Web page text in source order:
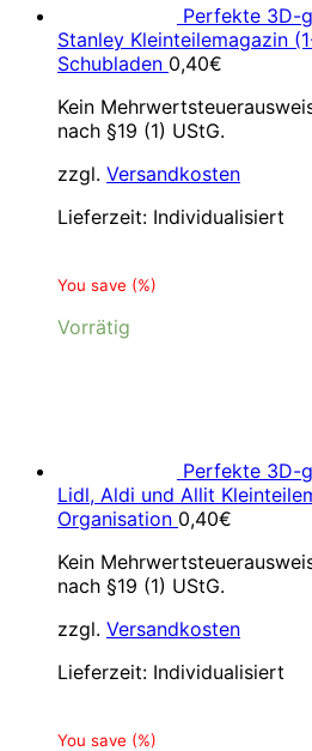
Perfekte 3D-
Stanley Kleinteilemagazin
Schubladen 0,40€
Kein
nach §19 (1) UStG.
zzgl. Versandkosten
Lieferzeit: Individualisiert
You save (%)
Vorrätig
Perfekte 3D-
Lidl, Aldi und Allit
Organisation 0,40€
Kein
nach §19 (1) UStG.
zzgl. Versandkosten
Lieferzeit: Individualisiert
You save (%)